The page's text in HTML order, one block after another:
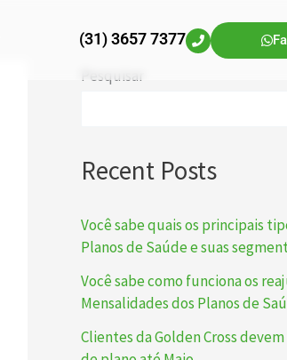
(31) 3657 7377
Pesquisar
Recent Posts
Você sabe quais os principais
Planos de Saúde e suas
Você sabe como funciona os
Mensalidades dos Planos de
Clientes da Golden Cross